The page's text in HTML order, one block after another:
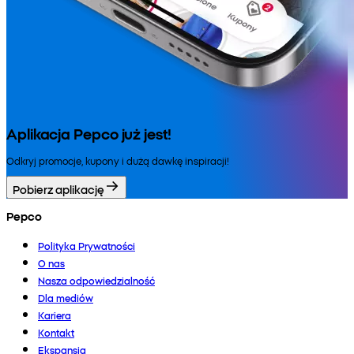
Aplikacja Pepco już jest!
Odkryj promocje, kupony i dużą dawkę inspiracji!
Pobierz aplikację
Pepco
Polityka Prywatności
O nas
Nasza odpowiedzialność
Dla mediów
Kariera
Kontakt
Ekspansja